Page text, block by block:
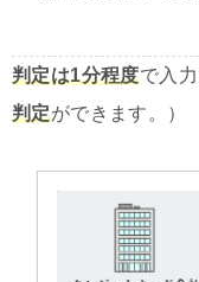
判定は1分程度で入
判定ができます。）